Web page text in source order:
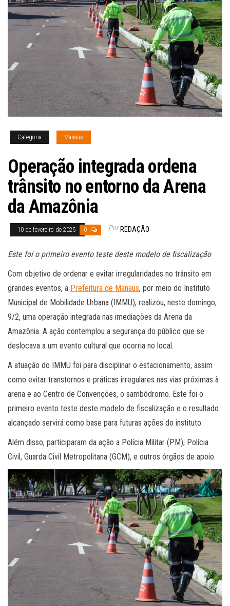
Categoria Manaus
Operação integrada ordena
trânsito no entorno da Arena
da Amazônia
10 de fevereiro de 2025 0 Por REDAÇÃO
Este foi o primeiro evento teste deste modelo de fiscalização
Com objetivo de ordenar e evitar irregularidades no trânsito em
grandes eventos, a Prefeitura de Manaus, por meio do Instituto
Municipal de Mobilidade Urbana (IMMU), realizou, neste domingo,
9/2, uma operação integrada nas imediações da Arena da
Amazônia. A ação contemplou a segurança do público que se
deslocava a um evento cultural que ocorria no local.
A atuação do IMMU foi para disciplinar o estacionamento, assim
como evitar transtornos e práticas irregulares nas vias próximas à
arena e ao Centro de Convenções, o sambódromo. Este foi o
primeiro evento teste deste modelo de fiscalização e o resultado
alcançado servirá como base para futuras ações do instituto.
Além disso, participaram da ação a Polícia Militar (PM), Polícia
Civil, Guarda Civil Metropolitana (GCM), e outros órgãos de apoio.